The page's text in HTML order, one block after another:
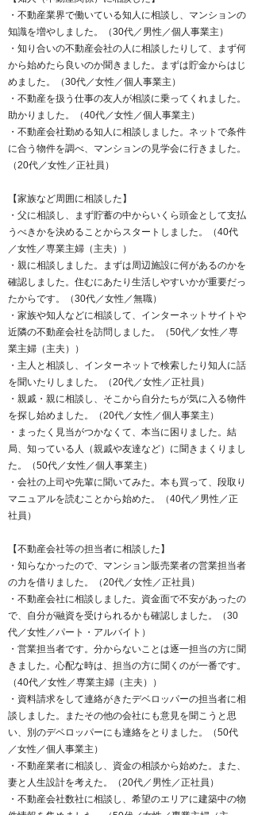
・不動産業界で働いている知人に相談し、マンションの
知識を増やしました。（30代／男性／個人事業主）
・知り合いの不動産会社の人に相談したりして、まず何
から始めたら良いのか聞きました。まずは貯金からはじ
めました。（30代／女性／個人事業主）
・不動産を扱う仕事の友人が相談に乗ってくれました。
助かりました。（40代／女性／個人事業主）
・不動産会社勤める知人に相談しました。ネットで条件
に合う物件を調べ、マンションの見学会に行きました。
（20代／女性／正社員）
【家族など周囲に相談した】
・父に相談し、まず貯蓄の中からいくら頭金として支払
うべきかを決めることからスタートしました。（40代
／女性／専業主婦（主夫））
・親に相談しました。まずは周辺施設に何があるのかを
確認しました。住むにあたり生活しやすいかが重要だっ
たからです。（30代／女性／無職）
・家族や知人などに相談して、インターネットサイトや
近隣の不動産会社を訪問しました。（50代／女性／専
業主婦（主夫））
・主人と相談し、インターネットで検索したり知人に話
を聞いたりしました。（20代／女性／正社員）
・親戚・親に相談し、そこから自分たちが気に入る物件
を探し始めました。（20代／女性／個人事業主）
・まったく見当がつかなくて、本当に困りました。結
局、知っている人（親戚や友達など）に聞きまくりまし
た。（50代／女性／個人事業主）
・会社の上司や先輩に聞いてみた。本も買って、段取り
マニュアルを読むことから始めた。（40代／男性／正
社員）
【不動産会社等の担当者に相談した】
・知らなかったので、マンション販売業者の営業担当者
の力を借りました。（20代／女性／正社員）
・不動産会社に相談しました。資金面で不安があったの
で、自分が融資を受けられるかも確認しました。（30
代／女性／パート・アルバイト）
・営業担当者です。分からないことは逐一担当の方に聞
きました。心配な時は、担当の方に聞くのが一番です。
（40代／女性／専業主婦（主夫））
・資料請求をして連絡がきたデベロッパーの担当者に相
談しました。またその他の会社にも意見を聞こうと思
い、別のデベロッパーにも連絡をとりました。（50代
／女性／個人事業主）
・不動産業者に相談し、資金の相談から始めた。また、
妻と人生設計を考えた。（20代／男性／正社員）
・不動産会社数社に相談し、希望のエリアに建築中の物